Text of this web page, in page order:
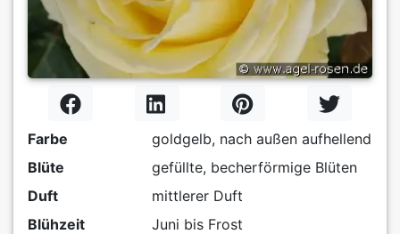
Farbe
goldgelb, nach außen aufhellend
Blüte
gefüllte, becherförmige Blüten
Duft
mittlerer Duft
Blühzeit
Juni bis Frost